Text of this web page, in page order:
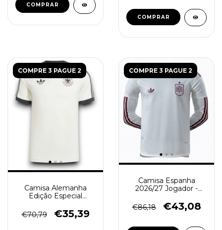
COMPRAR
COMPRAR
COMPRE 3 PAGUE 2
Camisa Alemanha
Edição Especial
Masculino - Branca
€70,79 €35,39
COMPRE 3 PAGUE 2
Camisa Espanha
2026/27 Jogador -
Masculina - Branca
€86,18 €43,08